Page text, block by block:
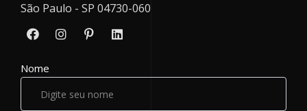
São Paulo - SP 04730-060
Nome